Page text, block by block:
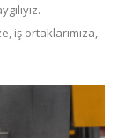
iş ortaklarımıza,